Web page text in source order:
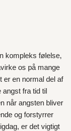
kompleks følelse,
os på mange
er en normal del af
angst fra tid til
når angsten bliver
og forstyrrer
er det vigtigt